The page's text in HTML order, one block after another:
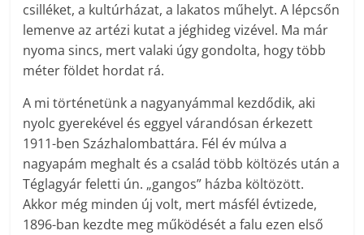
csilléket, a kultúrházat, a lakatos műhelyt. A lépcsőn
lemenve az artézi kutat a jéghideg vizével. Ma már
nyoma sincs, mert valaki úgy gondolta, hogy több
méter földet hordat rá.
A mi történetünk a nagyanyámmal kezdődik, aki
nyolc gyerekével és eggyel várandósan érkezett
1911-ben Százhalombattára. Fél év múlva a
nagyapám meghalt és a család több költözés után a
Téglagyár feletti ún. „gangos” házba költözött.
Akkor még minden új volt, mert másfél évtizede,
1896-ban kezdte meg működését a falu ezen első